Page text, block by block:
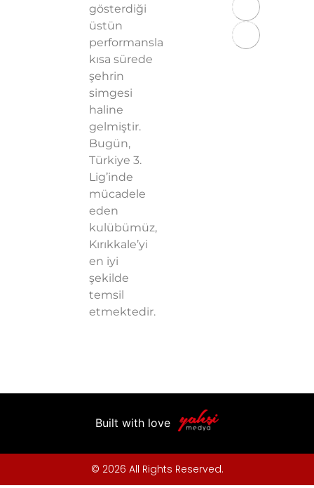
gösterdiği
üstün
performansla
kısa sürede
şehrin
simgesi
haline
gelmiştir.
Bugün,
Türkiye 3.
Lig’inde
mücadele
eden
kulübümüz,
Kırıkkale’yi
en iyi
şekilde
temsil
etmektedir.
Built with love
© 2026 All Rights Reserved.